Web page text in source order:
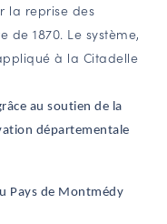
Région Grand Est
la reprise des
1870. Le système,
à la Citadelle
au soutien de la
départementale
Pays de Montmédy